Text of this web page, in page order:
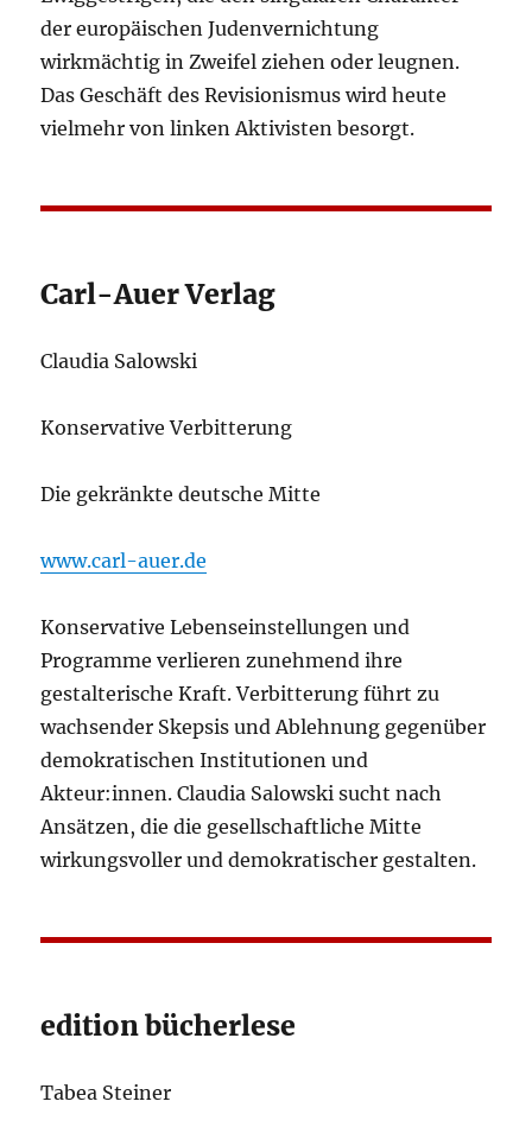
der europäischen Judenvernichtung
wirkmächtig in Zweifel ziehen oder leugnen.
Das Geschäft des Revisionismus wird heute
vielmehr von linken Aktivisten besorgt.
Carl-Auer Verlag
Claudia Salowski
Konservative Verbitterung
Die gekränkte deutsche Mitte
www.carl-auer.de
Konservative Lebenseinstellungen und
Programme verlieren zunehmend ihre
gestalterische Kraft. Verbitterung führt zu
wachsender Skepsis und Ablehnung gegenüber
demokratischen Institutionen und
Akteur:innen. Claudia Salowski sucht nach
Ansätzen, die die gesellschaftliche Mitte
wirkungsvoller und demokratischer gestalten.
edition bücherlese
Tabea Steiner